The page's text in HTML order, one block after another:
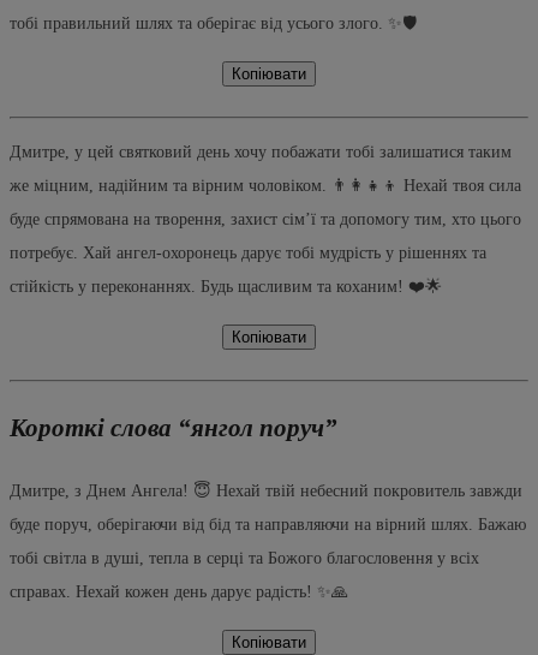
тобі правильний шлях та оберігає від усього злого. ✨🛡️
Копіювати
Дмитре, у цей святковий день хочу побажати тобі залишатися таким
же міцним, надійним та вірним чоловіком. 👨‍👩‍👧‍👦 Нехай твоя сила
буде спрямована на творення, захист сім’ї та допомогу тим, хто цього
потребує. Хай ангел-охоронець дарує тобі мудрість у рішеннях та
стійкість у переконаннях. Будь щасливим та коханим! ❤️🌟
Копіювати
Короткі слова “янгол поруч”
Дмитре, з Днем Ангела! 😇 Нехай твій небесний покровитель завжди
буде поруч, оберігаючи від бід та направляючи на вірний шлях. Бажаю
тобі світла в душі, тепла в серці та Божого благословення у всіх
справах. Нехай кожен день дарує радість! ✨🙏
Копіювати